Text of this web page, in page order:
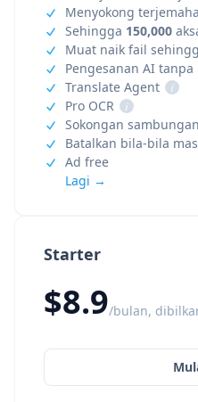
Starter
$8.9/bulan,
Menyokong
Sehingga 150,000
Muat naik fail
Pengesanan AI tanpa
Translate Agent
i
Pro OCR
i
Sokongan
Batalkan bila-bila
Ad free
Lagi →